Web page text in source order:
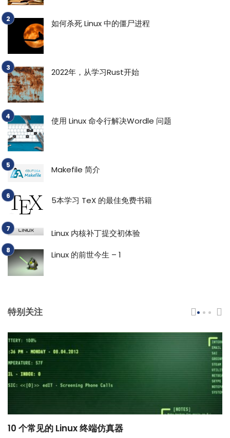
如何杀死 Linux 中的僵尸进程
2022年，从学习Rust开始
使用 Linux 命令行解决Wordle 问题
Makefile 简介
5本学习 TeX 的最佳免费书籍
Linux 内核补丁提交初体验
Linux 的前世今生 – 1
特别关注
10 个常见的 Linux 终端仿真器